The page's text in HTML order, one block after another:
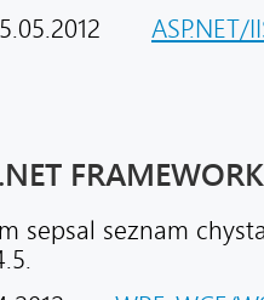
ASP.NET/
sepsal seznam